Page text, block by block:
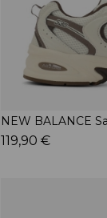
NEW BALANCE
119,90 €